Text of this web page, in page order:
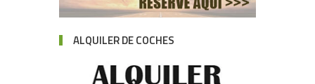
ALQUILER DE COCHES